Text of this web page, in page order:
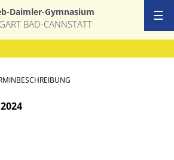
Daimler-Gymnasium
BAD-CANNSTATT
☰